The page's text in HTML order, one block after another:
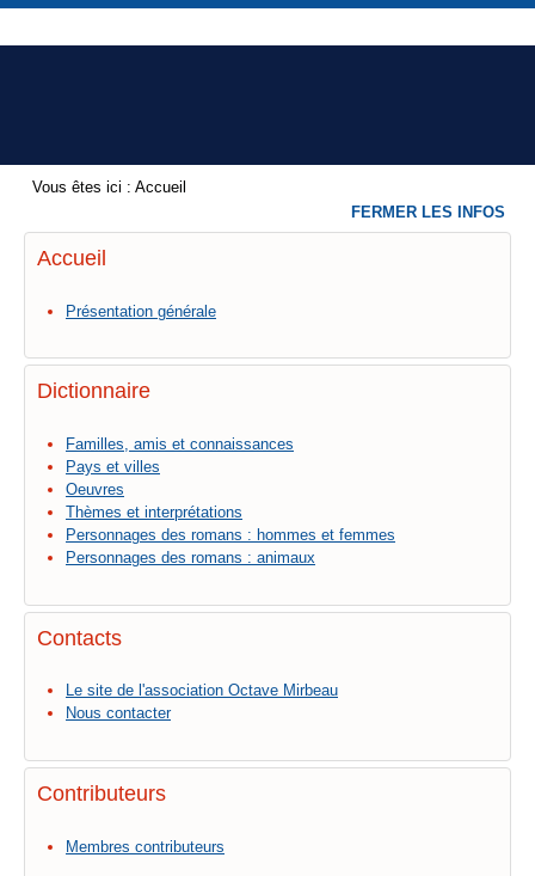
Vous êtes ici : Accueil
Accueil
Présentation générale
Dictionnaire
Familles, amis et connaissances
Pays et villes
Oeuvres
Thèmes et interprétations
Personnages des romans : hommes et femmes
Personnages des romans : animaux
Contacts
Le site de l'association Octave Mirbeau
Nous contacter
Contributeurs
Membres contributeurs
FERMER LES INFOS